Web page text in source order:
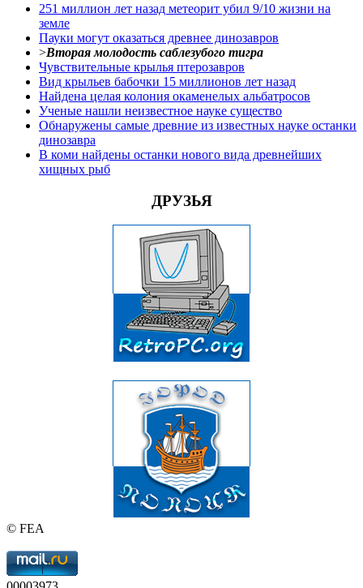
251 миллион лет назад метеорит убил 9/10 жизни на
земле
Пауки могут оказаться древнее динозавров
>Вторая молодость саблезубого тигра
Чувствительные крылья птерозавров
Вид крыльев бабочки 15 миллионов лет назад
Найдена целая колония окаменелых альбатросов
Ученые нашли неизвестное науке существо
Обнаружены самые древние из известных науке останки
динозавра
В коми найдены останки нового вида древнейших
хищных рыб
ДРУЗЬЯ
© FEA